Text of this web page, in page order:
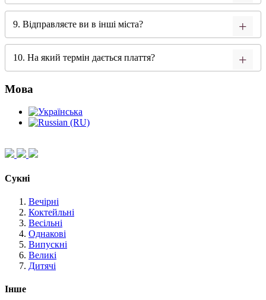
9. Відправляєте ви в інші міста?
10. На який термін дається плаття?
Мова
Сукні
Вечірні
Коктейльні
Весільні
Однакові
Випускні
Великі
Дитячі
Інше